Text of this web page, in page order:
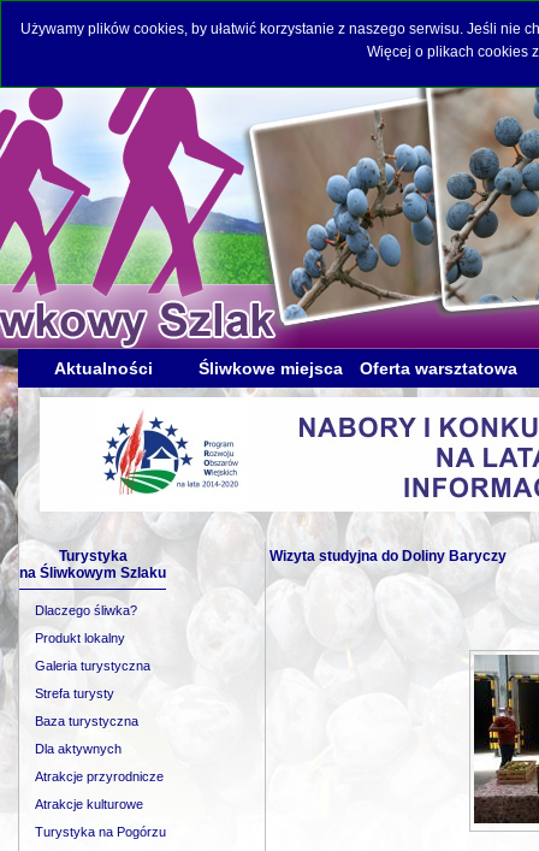
Używamy plików cookies, by ułatwić korzystanie z naszego serwisu. Jeśli
Więcej o plikach cookies
Aktualności Śliwkowe miejsca Oferta warsztatowa
Turystyka
na Śliwkowym Szlaku
Dlaczego śliwka?
Produkt lokalny
Galeria turystyczna
Strefa turysty
Baza turystyczna
Dla aktywnych
Atrakcje przyrodnicze
Atrakcje kulturowe
Turystyka na Pogórzu
Wizyta studyjna do Doliny Baryczy